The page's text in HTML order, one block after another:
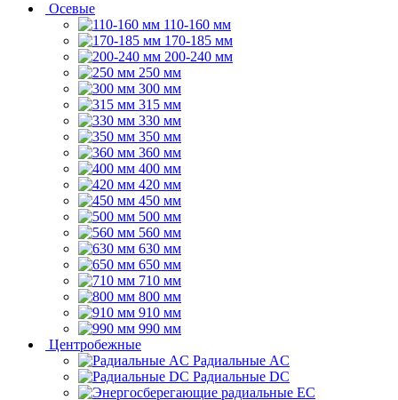
Осевые
110-160 мм
170-185 мм
200-240 мм
250 мм
300 мм
315 мм
330 мм
350 мм
360 мм
400 мм
420 мм
450 мм
500 мм
560 мм
630 мм
650 мм
710 мм
800 мм
910 мм
990 мм
Центробежные
Радиальные AC
Радиальные DC